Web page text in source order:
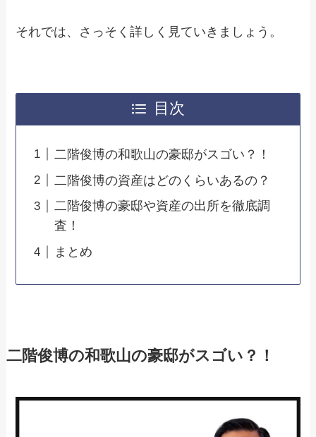
それでは、さっそく詳しく見ていきましょう。
目次
二階俊博の和歌山の豪邸がスゴい？！
二階俊博の資産はどのくらいあるの？
二階俊博の豪邸や資産の出所を徹底調
査！
まとめ
二階俊博の和歌山の豪邸がスゴい？！